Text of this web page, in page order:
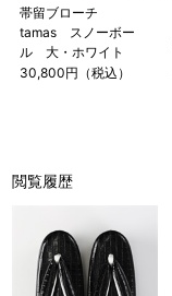
帯留ブローチ
tamas スノーボー
ル 大・ホワイト
30,800円（税込）
閲覧履歴